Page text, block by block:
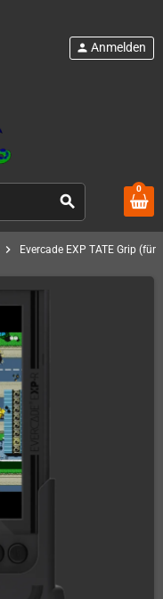
search
person Anmelden
0
chevron_right Evercade EXP TATE Grip (für